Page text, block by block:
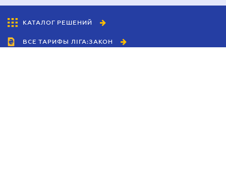
КАТАЛОГ РЕШЕНИЙ
ВСЕ ТАРИФЫ ЛІГА:ЗАКОН